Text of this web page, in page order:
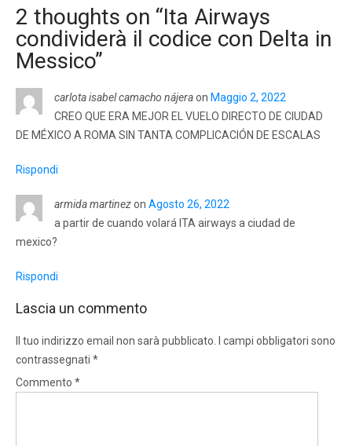
2 thoughts on “Ita Airways
condividerà il codice con Delta in
Messico”
carlota isabel camacho nájeraon Maggio 2, 2022
CREO QUE ERA MEJOR EL VUELO DIRECTO DE CIUDAD
DE MÉXICO A ROMA SIN TANTA COMPLICACIÓN DE ESCALAS
Rispondi
armida martinezon Agosto 26, 2022
a partir de cuando volará ITA airways a ciudad de
mexico?
Rispondi
Lascia un commento
Il tuo indirizzo email non sarà pubblicato.
I campi obbligatori sono
contrassegnati *
Commento *